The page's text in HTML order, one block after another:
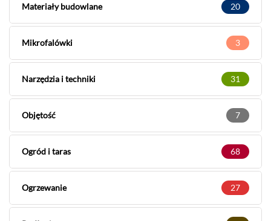
Materiały budowlane 20
Mikrofalówki 3
Narzędzia i techniki 31
Objętość 7
Ogród i taras 68
Ogrzewanie 27